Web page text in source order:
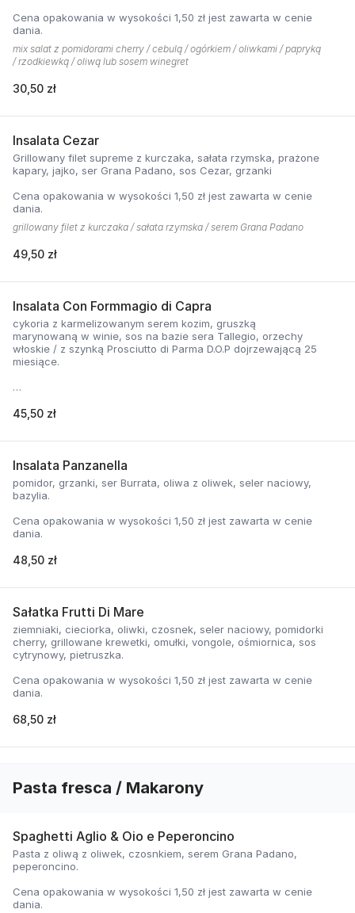
Cena opakowania w wysokości 1,50 zł jest zawarta w cenie
dania.
mix salat z pomidorami cherry / cebulą / ogórkiem / oliwkami / papryką
/ rzodkiewką / oliwą lub sosem winegret
30,50 zł
Insalata Cezar
Grillowany filet supreme z kurczaka, sałata rzymska, prażone
kapary, jajko, ser Grana Padano, sos Cezar, grzanki
Cena opakowania w wysokości 1,50 zł jest zawarta w cenie
dania.
grillowany filet z kurczaka / sałata rzymska / serem Grana Padano
49,50 zł
Insalata Con Formmagio di Capra
cykoria z karmelizowanym serem kozim, gruszką
marynowaną w winie, sos na bazie sera Tallegio, orzechy
włoskie / z szynką Prosciutto di Parma D.O.P dojrzewającą 25
miesiące.
dania.
45,50 zł
Insalata Panzanella
pomidor, grzanki, ser Burrata, oliwa z oliwek, seler naciowy,
bazylia.
Cena opakowania w wysokości 1,50 zł jest zawarta w cenie
dania.
48,50 zł
Sałatka Frutti Di Mare
ziemniaki, cieciorka, oliwki, czosnek, seler naciowy, pomidorki
cherry, grillowane krewetki, omułki, vongole, ośmiornica, sos
cytrynowy, pietruszka.
Cena opakowania w wysokości 1,50 zł jest zawarta w cenie
dania.
68,50 zł
Pasta fresca / Makarony
Spaghetti Aglio & Oio e Peperoncino
Pasta z oliwą z oliwek, czosnkiem, serem Grana Padano,
peperoncino.
Cena opakowania w wysokości 1,50 zł jest zawarta w cenie
dania.